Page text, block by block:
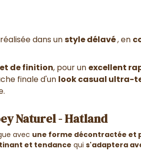
dans unstyle délavé, en
de finition, pour un excellent
finale d'un look casual ultra-
Naturel - Hatland
avec une forme décontractée et
et tendance qui s'adaptera